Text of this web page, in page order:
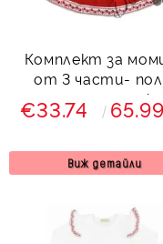
Комплект за
от 3 части-
риза с дълъг
къдрици с
€33.74
Виж детайли